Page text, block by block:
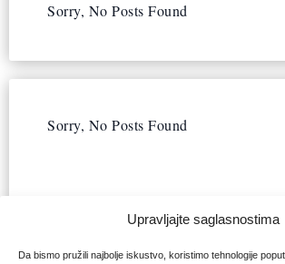
Upravljajte saglasnostima
Da bismo pružili najbolje iskustvo, koristimo tehnologije
Sorry, No Posts Found
Sorry, No Posts Found